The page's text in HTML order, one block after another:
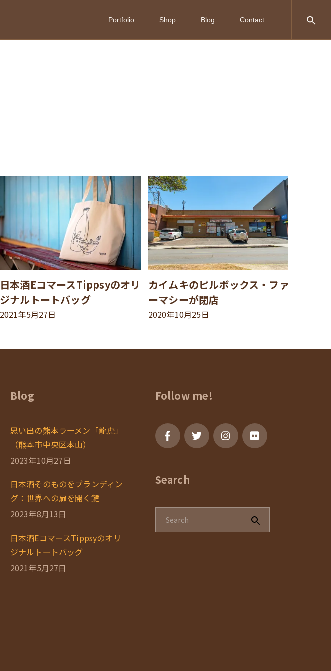
Portfolio Shop Blog Contact
日本酒EコマースTippsyのオリ
ジナルトートバッグ
2021年5月27日
カイムキのピルボックス・ファ
ーマシーが閉店
2020年10月25日
Blog
思い出の熊本ラーメン「龍虎」
（熊本市中央区本山）
2023年10月27日
日本酒そのものをブランディン
グ：世界への扉を開く鍵
2023年8月13日
日本酒EコマースTippsyのオリ
ジナルトートバッグ
2021年5月27日
Follow me!
Search